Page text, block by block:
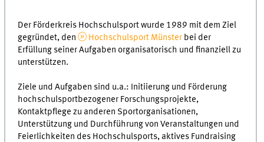
Der Förderkreis Hochschulsport wurde 1989 mit dem Ziel
gegründet, den
Hochschulsport Münster bei der
Erfüllung seiner Aufgaben organisatorisch und finanziell zu
unterstützen.
Ziele und Aufgaben sind u.a.: Initiierung und Förderung
hochschulsportbezogener Forschungsprojekte,
Kontaktpflege zu anderen Sportorganisationen,
Unterstützung und Durchführung von Veranstaltungen und
Feierlichkeiten des Hochschulsports, aktives Fundraising